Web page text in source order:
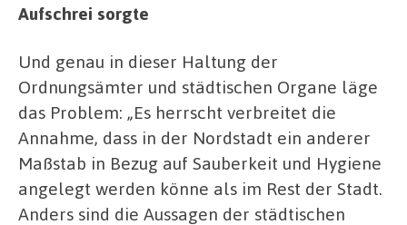
Aufschrei sorgte
Und genau in dieser Haltung der
Ordnungsämter und städtischen Organe läge
das Problem: „Es herrscht verbreitet die
Annahme, dass in der Nordstadt ein anderer
Maßstab in Bezug auf Sauberkeit und Hygiene
angelegt werden könne als im Rest der Stadt.
Anders sind die Aussagen der städtischen